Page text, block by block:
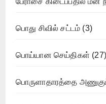
பொது சிவில் சட்டம் (3)
பொய்யான செய்திகள் (27)
பொருளாதாரத்தை